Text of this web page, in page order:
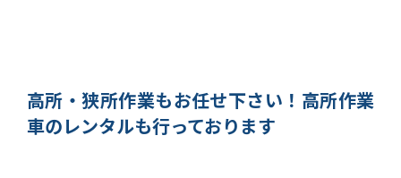
高所・狭所作業もお任せ下さい！ 高所作業
車のレンタルも行っております